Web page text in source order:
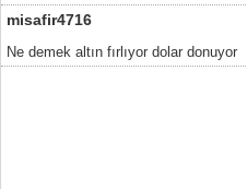
misafir4716
Ne demek altın fırlıyor dolar donuyor